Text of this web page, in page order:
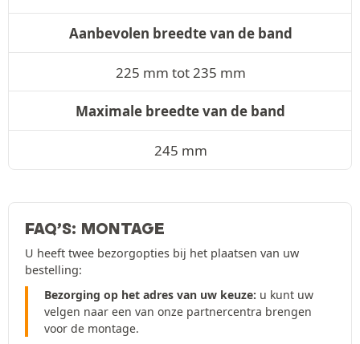
Aanbevolen breedte van de band
225 mm tot 235 mm
Maximale breedte van de band
245 mm
FAQ’S: MONTAGE
U heeft twee bezorgopties bij het plaatsen van uw
bestelling:
Bezorging op het adres van uw keuze: u kunt uw
velgen naar een van onze partnercentra brengen
voor de montage.